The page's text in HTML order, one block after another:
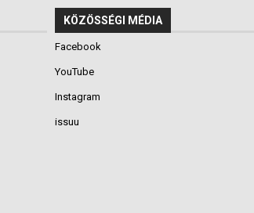
KÖZÖSSÉGI MÉDIA
Facebook
YouTube
Instagram
issuu